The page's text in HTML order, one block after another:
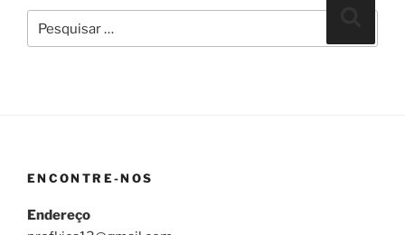
Pesquisar
por:
ENCONTRE-NOS
Endereço